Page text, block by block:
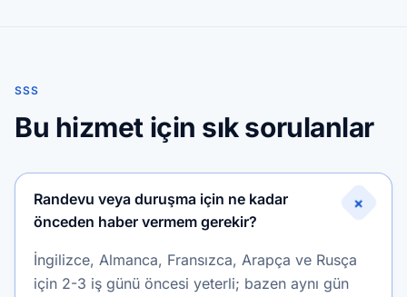
SSS
Bu hizmet için sık sorulanlar
Randevu veya duruşma için ne kadar
önceden haber vermem gerekir?
+
İngilizce, Almanca, Fransızca, Arapça ve Rusça
için 2-3 iş günü öncesi yeterli; bazen aynı gün